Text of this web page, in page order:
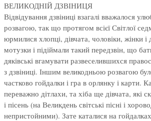
ВЕЛИКОДНІЙ ДЗВІНИЦЯ
Відвідування дзвіниці взагалі вважалося
розвагою, так що протягом всієї Світлої
юрмилися хлопці, дівчата, чоловіки, жінки і
мотузки і підіймали такий передзвін, що
дяківські вгамувати развеселившихся
з дзвіниці. Іншим великодньою розвагою
частково гойдалки і гра в орлянку і карти.
переважно дітлахи, та хіба ще дівчата, які
і пісень (на Великдень світські пісні і
непристойними). Зате каталися на